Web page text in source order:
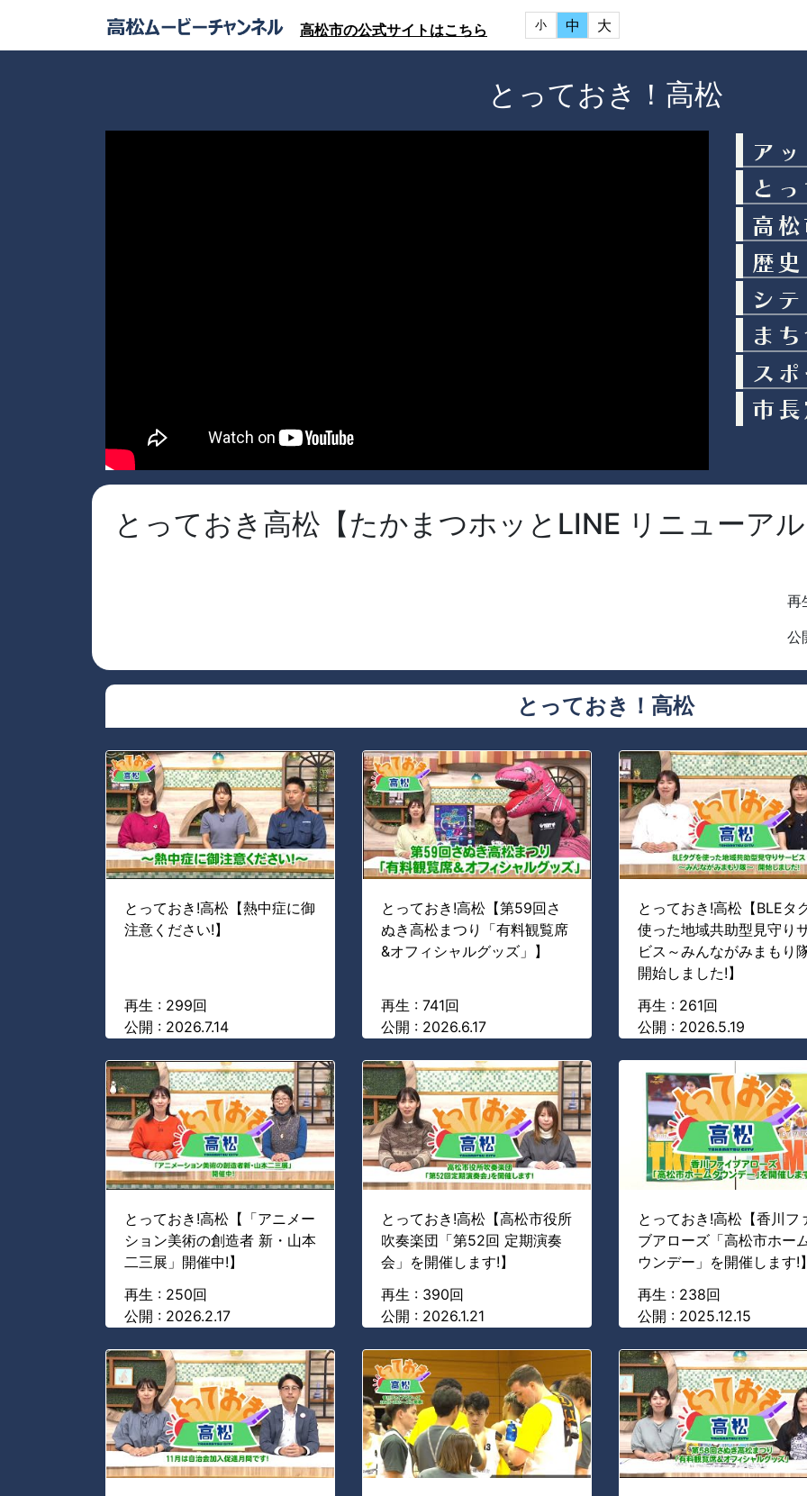
高松市の公式サイトはこちら 小 中 大
とっておき！高松
とっておき高松【たかまつホッとLINE リニューア
再
公
とっておき！高松
とっておき!高松【熱中症に御
注意ください!】
再生 : 299回
公開 : 2026.7.14
とっておき!高松【第59回さ
ぬき高松まつり「有料観覧席
&オフィシャルグッズ」】
再生 : 741回
公開 : 2026.6.17
とっておき!高松【BLEタ
使った地域共助型見守り
ビス～みんながみまもり
開始しました!】
再生 : 261回
公開 : 2026.5.19
とっておき!高松【「アニメー
ション美術の創造者 新・山本
二三展」開催中!】
再生 : 250回
公開 : 2026.2.17
とっておき!高松【高松市役所
吹奏楽団「第52回 定期演奏
会」を開催します!】
再生 : 390回
公開 : 2026.1.21
とっておき!高松【香川フ
ブアローズ「高松市ホー
ウンデー」を開催します!
再生 : 238回
公開 : 2025.12.15